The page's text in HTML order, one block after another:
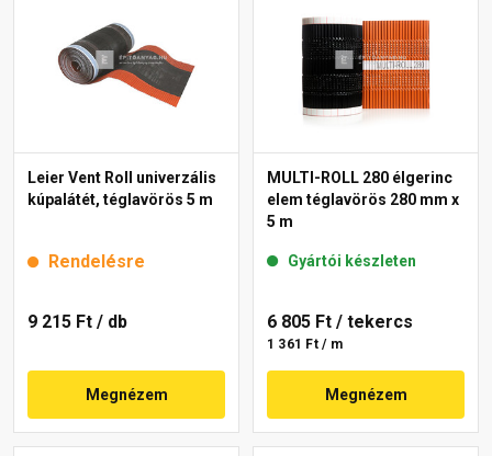
Leier Vent Roll univerzális
kúpalátét, téglavörös 5 m
Rendelésre
9 215 Ft / db
Megnézem
MULTI-ROLL 280 élgerinc
elem téglavörös 280 mm x
5 m
Gyártói készleten
6 805 Ft / tekercs
1 361 Ft / m
Megnézem